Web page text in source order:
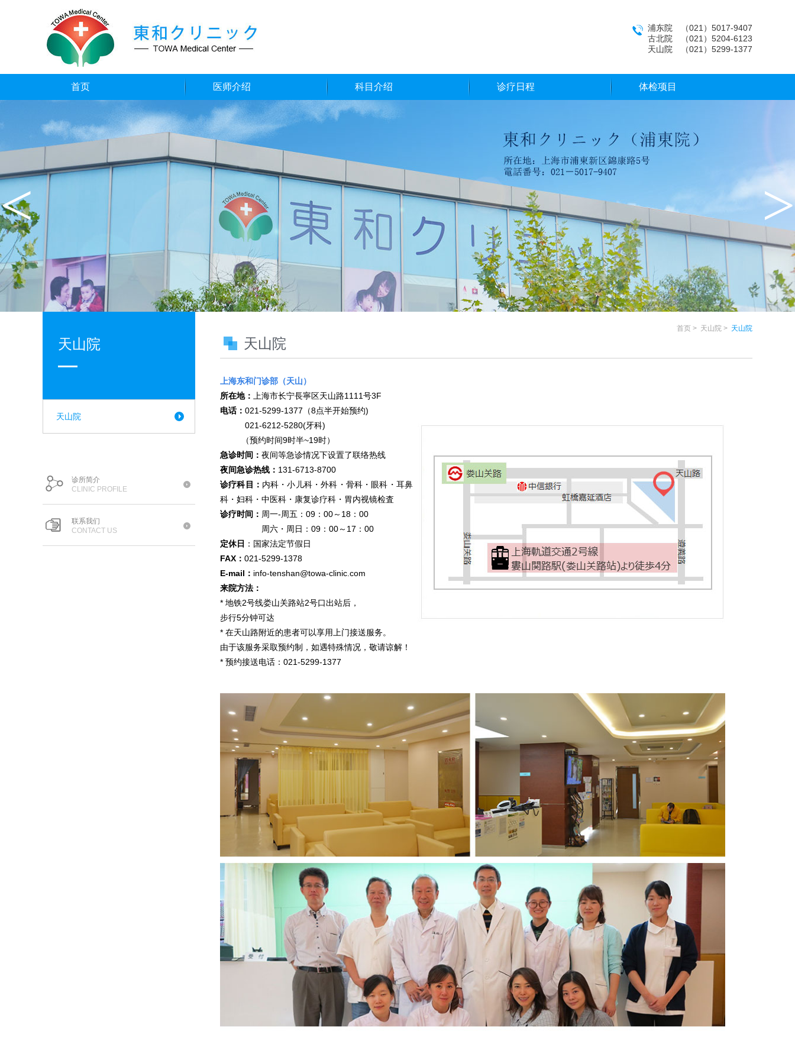
浦东院 （021）5017-9407
古北院 （021）5204-6123
天山院 （021）5299-1377
首页 医师介绍 科目介绍 诊疗日程 体检项目
< >
天山院
天山院
诊所简介
CLINIC PROFILE
联系我们
CONTACT US
首页 天山院 天山院
天山院
上海东和门诊部（天山）
所在地：
上海市长宁長寧区天山路1111号3F
电话： 021-5299-1377（8点半开始预约)
021-6212-5280(牙科)
（预约时间9时半~19时）
急诊时间： 夜间等急诊情况下设置了联络热线
夜间急诊热线： 131-6713-8700
诊疗科目： 内科・小儿科・外科・骨科・眼科・耳鼻
科・妇科・中医科・康复诊疗科・胃内视镜检査
诊疗时间： 周一-周五：09：00～18：00
周六・周日：09：00～17：00
定休日 ： 国家法定节假日
FAX： 021-5299-1378
E-mail： info-tenshan@towa-clinic.com
来院方法：
* 地铁2号线娄山关路站2号口出站后，
步行5分钟可达
* 在天山路附近的患者可以享用上门接送服务。
由于该服务采取预约制，如遇特殊情况，敬请谅解！
* 预约接送电话：021-5299-1377